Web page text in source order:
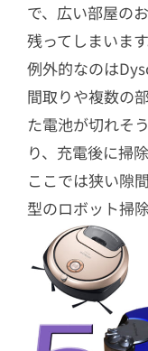
で、広い部屋の
残ってしまいます
例外的なのは
間取りや複数の
た電池が切れそ
り、充電後に掃
ここでは狭い隙
型のロボット掃